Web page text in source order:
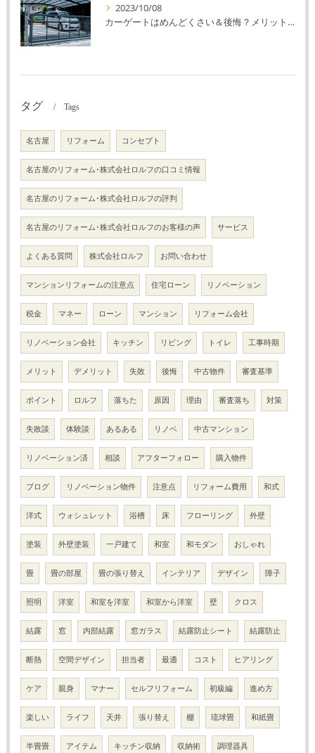
2023/10/08
カーゲートはめんどくさい＆後悔？メリット・デメリットを解説！
タグ Tags
名古屋 リフォーム コンセプト
名古屋のリフォーム･株式会社ロルフの口コミ情報
名古屋のリフォーム･株式会社ロルフの評判
名古屋のリフォーム･株式会社ロルフのお客様の声 サービス
よくある質問 株式会社ロルフ お問い合わせ
マンションリフォームの注意点 住宅ローン リノベーション
税金 マネー ローン マンション リフォーム会社
リノベーション会社 キッチン リビング トイレ 工事時期
メリット デメリット 失敗 後悔 中古物件 審査基準
ポイント ロルフ 落ちた 原因 理由 審査落ち 対策
失敗談 体験談 あるある リノベ 中古マンション
リノベーション済 相談 アフターフォロー 購入物件
ブログ リノベーション物件 注意点 リフォーム費用 和式
洋式 ウォシュレット 浴槽 床 フローリング 外壁
塗装 外壁塗装 一戸建て 和室 和モダン おしゃれ
畳 畳の部屋 畳の張り替え インテリア デザイン 障子
照明 洋室 和室を洋室 和室から洋室 壁 クロス
結露 窓 内部結露 窓ガラス 結露防止シート 結露防止
断熱 空間デザイン 担当者 最適 コスト ヒアリング
ケア 親身 マナー セルフリフォーム 初級編 進め方
楽しい ライフ 天井 張り替え 棚 琉球畳 和紙畳
半畳畳 アイテム キッチン収納 収納術 調理器具